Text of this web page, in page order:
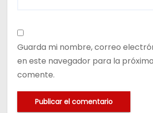
Guarda mi nombre, correo
en este navegador para la
comente.